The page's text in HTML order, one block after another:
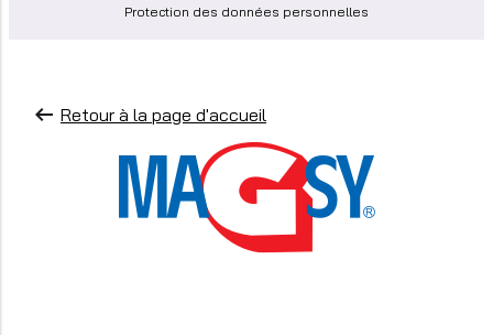
Protection des données personnelles
Retour à la page d'accueil